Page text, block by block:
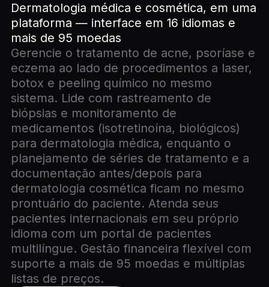
Dermatologia médica e cosmética, em uma
plataforma — interface em 16 idiomas e
mais de 95 moedas
Gerencie o tratamento de acne, psoríase e
eczema ao lado de procedimentos a laser,
botox e peeling químico no mesmo
sistema. Lide com rastreamento de
biópsias e monitoramento de
medicamentos (isotretinoína, biológicos)
para dermatologia médica, enquanto o
planejamento de séries de tratamento e a
documentação antes/depois para
dermatologia cosmética ficam no mesmo
prontuário do paciente. Atenda seus
pacientes internacionais em seu próprio
idioma com um portal de pacientes
multilíngue. Gestão financeira flexível com
suporte a mais de 95 moedas e múltiplas
listas de preços.